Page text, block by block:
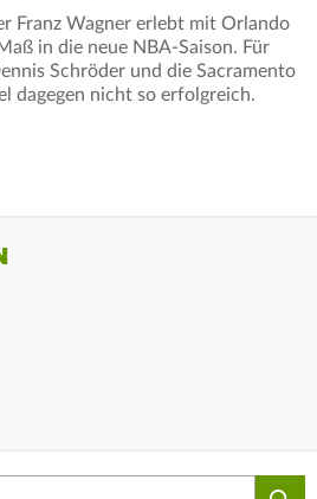
Franz Wagner erlebt mit Orlando
in die neue NBA-Saison. Für
Schröder und die Sacramento
dagegen nicht so erfolgreich.